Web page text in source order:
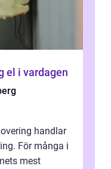
trygg el i vardagen
handlar
För många i
mest